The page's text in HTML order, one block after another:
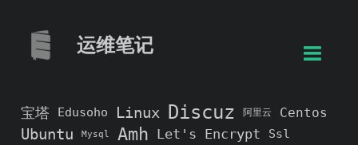
运维笔记
宝塔 Edusoho Linux Discuz 阿里云 Centos
Ubuntu Mysql Amh Let's Encrypt Ssl